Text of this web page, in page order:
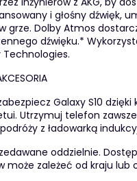
i głośny dźwięk,
grze. Dolby Atmos
dźwięku.*
Galaxy S10
Utrzymuj telefon zawsze
z ładowarką
oddzielnie.
może zależeć od kraju lub